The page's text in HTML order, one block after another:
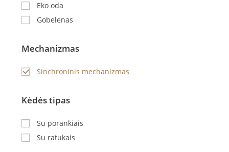
Eko oda
Gobelenas
Mechanizmas
Sinchroninis mechanizmas
Kėdės tipas
Su porankiais
Su ratukais